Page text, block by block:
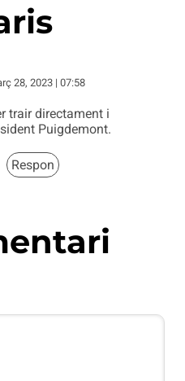
28, 2023 | 07:58
trair directament i
Puigdemont.
Respon